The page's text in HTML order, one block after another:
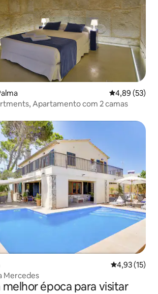
4,89 de uma
4,89 (53)
Apartamento com 2 camas
4,93 de uma
4,93 (15)
Mercedes
melhor época para visitar